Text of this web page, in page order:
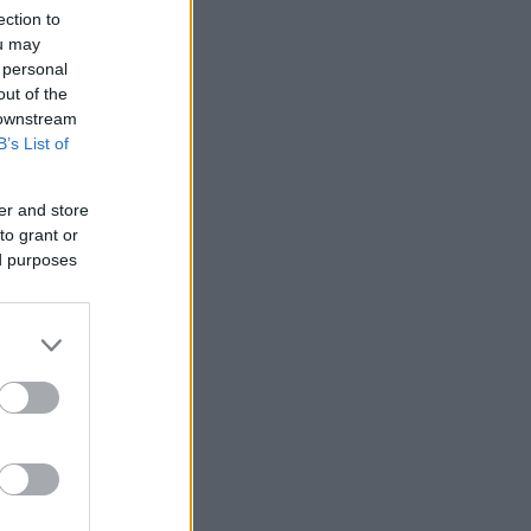
to
may
of the
List of
and store
grant or
purposes